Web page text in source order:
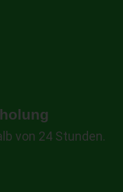
von 24 Stunden.